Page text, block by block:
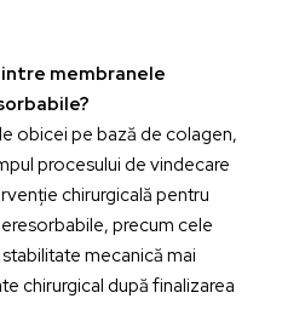
membranele
obicei pe bază de colagen,
procesului de vindecare
chirurgicală pentru
precum cele
mecanică mai
chirurgical după finalizarea